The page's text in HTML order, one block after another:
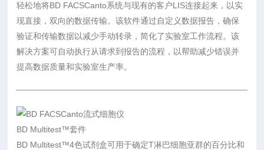
轻松地将BD FACSCanto系统与现有的客户LIS连接起来，以实
现直接，双向的数据传输。该软件通过自定义数据报告，确保
验证和传输数据以减少手动转录，简化了实验室工作流程。该
解决方案可自动执行从请求到报告的流程，以帮助减少错误并
提高数据质量和实验室生产率。
BD Multitest™套件
BD Multitest™4色试剂盒可用于确定T淋巴细胞亚群的百分比和